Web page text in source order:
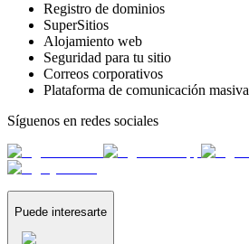
Registro de dominios
SuperSitios
Alojamiento web
Seguridad para tu sitio
Correos corporativos
Plataforma de comunicación masiva
Síguenos en redes sociales
Puede interesarte